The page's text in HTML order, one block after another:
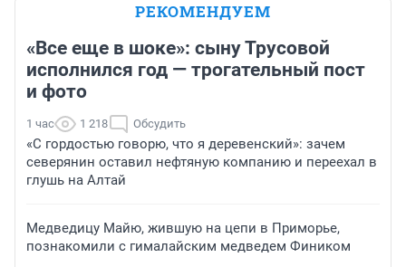
РЕКОМЕНДУЕМ
«Все еще в шоке»: сыну Трусовой
исполнился год — трогательный пост
и фото
1 час 1 218 Обсудить
«С гордостью говорю, что я деревенский»: зачем
северянин оставил нефтяную компанию и переехал в
глушь на Алтай
Медведицу Майю, жившую на цепи в Приморье,
познакомили с гималайским медведем Фиником